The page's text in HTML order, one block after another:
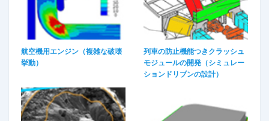
航空機用エンジン（複雑な破壊
挙動）​
列車の防止機能つきクラッシュ
モジュールの開発（シミュレー
ションドリブンの設計）​